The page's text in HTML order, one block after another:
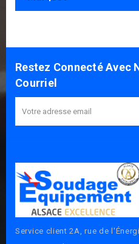
Restez Connecté Avec
Courriel
Service client 2A, rue de